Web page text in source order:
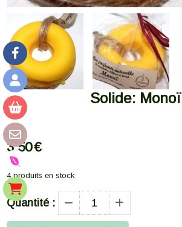
Solide: Monoï
3,50€
4produits en stock
Quantité :